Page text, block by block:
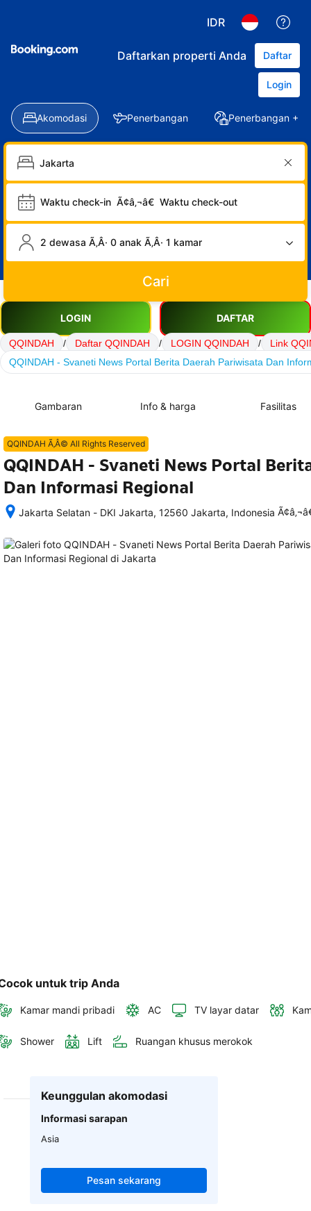
IDR
Daftarkan properti Anda Daftar
Login
Akomodasi Penerbangan Penerbangan +
Waktu check-in Ã¢â‚¬â€ Waktu check-out
2 dewasa Ã‚Â· 0 anak Ã‚Â· 1 kamar
Cari
LOGIN DAFTAR
QQINDAH / Daftar QQINDAH / LOGIN QQINDAH /
Link
QQINDAH - Svaneti News Portal Berita Daerah Pariwisata Dan
Gambaran Info & harga Fasilitas
QQINDAH Ã‚Â© All Rights Reserved
QQINDAH - Svaneti News Portal
Dan Informasi Regional
Jakarta Selatan - DKI Jakarta, 12560 Jakarta, Indonesia
memesan,
semua
untuk trip Anda
Kamar mandi pribadi AC TV layar datar
Shower Lift Ruangan khusus merokok
Keunggulan akomodasi
Informasi sarapan
Asia
Pesan sekarang